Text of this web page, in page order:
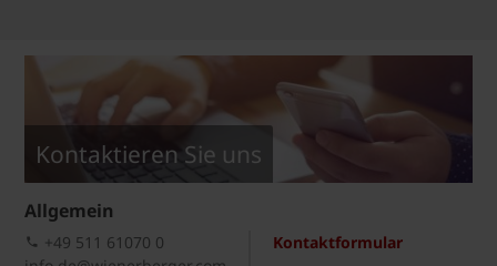
Kontaktieren Sie uns
Allgemein
Kontaktformular
+49 511 61070 0